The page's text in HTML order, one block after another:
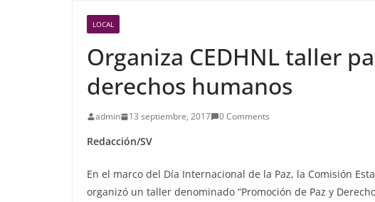
LOCAL
Organiza CEDHNL taller
derechos humanos
admin 13 septiembre, 2017 0 Comments
Redacción/SV
En el marco del Día Internacional de la Paz, la Comisión
organizó un taller denominado “Promoción de Paz y